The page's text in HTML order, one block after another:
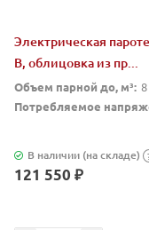
Электрическая
В, облицовка из пр...
Объем парной до, м³: 8
Потребляемое
В наличии (на складе)
121 550 ₽